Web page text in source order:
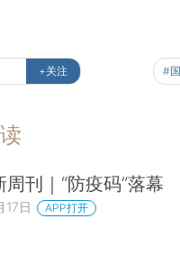
+关注 #
刊｜“防疫码”落幕
17日 APP打开